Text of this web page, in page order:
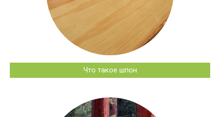
Что такое шпон